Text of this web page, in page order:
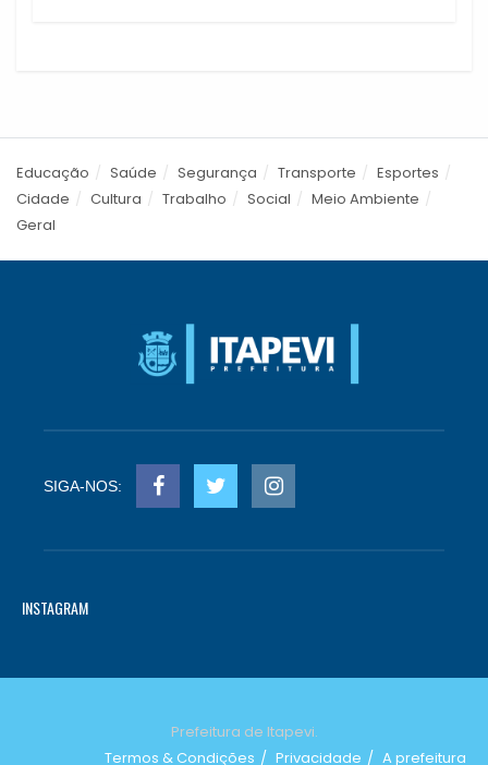
Educação Saúde Segurança Transporte
Esportes
Cidade
Cultura Trabalho Social
Meio Ambiente
Geral
SIGA-NOS:
INSTAGRAM
Prefeitura de Itapevi.
Termos & Condições
Privacidade A prefeitura